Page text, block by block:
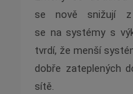
se nově snižují
se na systémy s
tvrdí, že menší
dobře zateplených
sítě.